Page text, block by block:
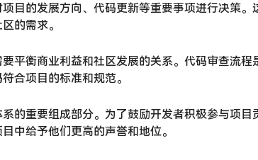
目的发展方向、代码更新等重要事项进行决策
的需求。
平衡商业利益和社区发展的关系。代码审查流
合项目的标准和规范。
的重要组成部分。为了鼓励开发者积极参与项
中给予他们更高的声誉和地位。